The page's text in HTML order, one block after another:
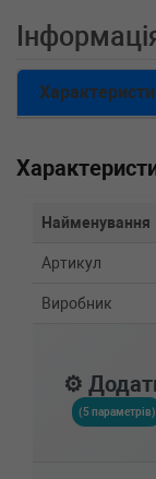
Найменування
Артикул
Виробник
⚙️
(5 параметрів)